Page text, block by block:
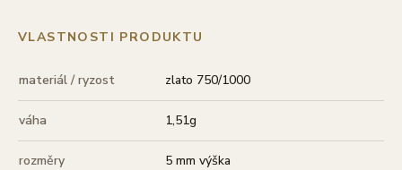
VLASTNOSTI PRODUKTU
materiál / ryzost zlato 750/1000
váha 1,51g
rozměry 5 mm výška